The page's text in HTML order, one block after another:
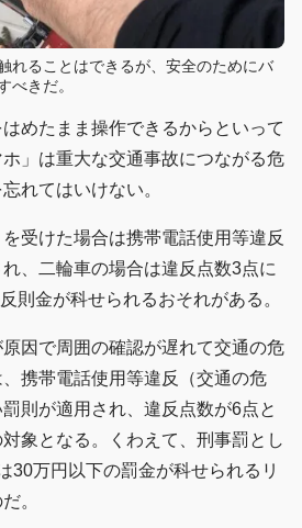
れることはできるが、安全のためにバ
べきだ。
めたまま操作できるからといって
」は重大な交通事故につながる危
れてはいけない。
受けた場合は携帯電話使用等違反
れ、二輪車の場合は違反点数3点に
則金が科せられるおそれがある。
因で周囲の確認が遅れて交通の危
携帯電話使用等違反（交通の危
則が適用され、違反点数が6点と
象となる。くわえて、刑事罰とし
30万円以下の罰金が科せられるリ
。